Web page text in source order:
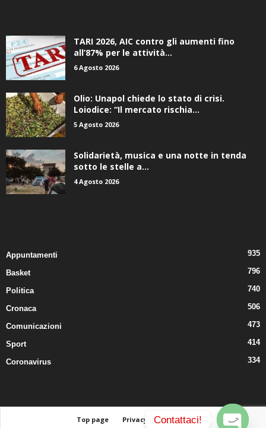
TARI 2026, AIC contro gli aumenti fino
all’87% per le attività...
6 Agosto 2026
Olio: Unapol chiede lo stato di crisi.
Loiodice: “Il mercato rischia...
5 Agosto 2026
Solidarietà, musica e una notte in tenda
sotto le stelle a...
4 Agosto 2026
Appuntamenti 935
Basket 796
Politica 740
Cronaca 506
Comunicazioni 473
Sport 414
Coronavirus 334
Top page Privacy Contatti
Contattaci!